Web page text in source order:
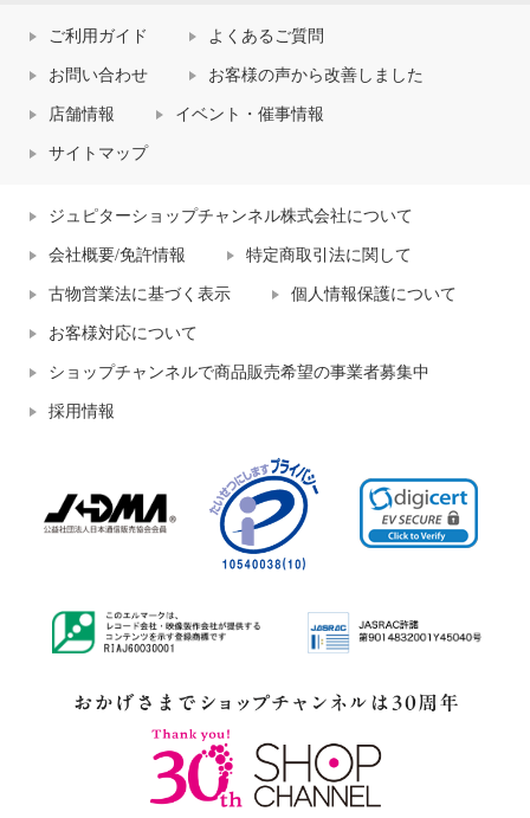
ご利用ガイド よくあるご質問
お問い合わせ お客様の声から改善しました
店舗情報 イベント・催事情報
サイトマップ
ジュピターショップチャンネル株式会社について
会社概要/免許情報 特定商取引法に関して
古物営業法に基づく表示 個人情報保護について
お客様対応について
ショップチャンネルで商品販売希望の事業者募集中
採用情報